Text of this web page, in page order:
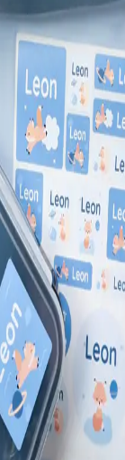
& Drinken
de kinderkamer
in-the-dark